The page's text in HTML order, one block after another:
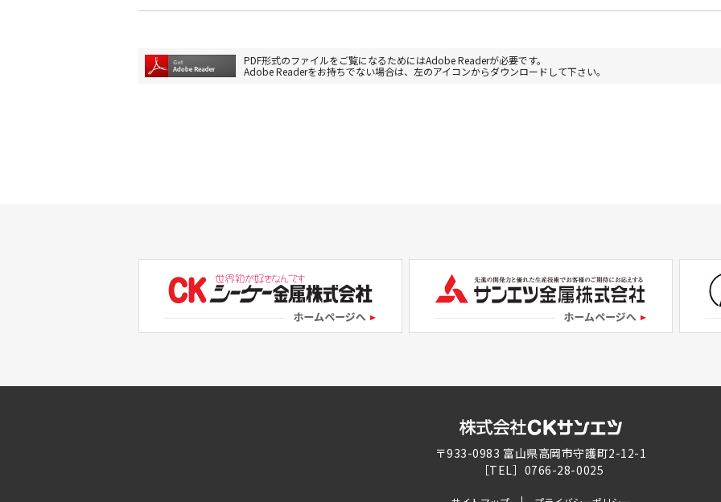
PDF形式のファイルをご覧になるためにはAdobe Readerが必要です。
Adobe Readerをお持ちでない場合は、左のアイコンからダウンロードして下さい。
〒933-0983 富山県高岡市守護町2-12-1
［TEL］0766-28-0025